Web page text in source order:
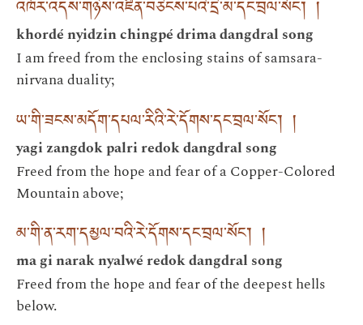
འཁོར་འདས་གཉིས་འཛིན་བཅིངས་པའི་དྲི་མ་དང་བྲལ་སོང་། །
khordé nyidzin chingpé drima dangdral song
I am freed from the enclosing stains of samsara-
nirvana duality;
ཡ་གི་ཟངས་མདོག་དཔལ་རིའི་རེ་དོགས་དང་བྲལ་སོང་། །
yagi zangdok palri redok dangdral song
Freed from the hope and fear of a Copper-Colored
Mountain above;
མ་གི་ན་རག་དམྱལ་བའི་རེ་དོགས་དང་བྲལ་སོང་། །
ma gi narak nyalwé redok dangdral song
Freed from the hope and fear of the deepest hells
below.